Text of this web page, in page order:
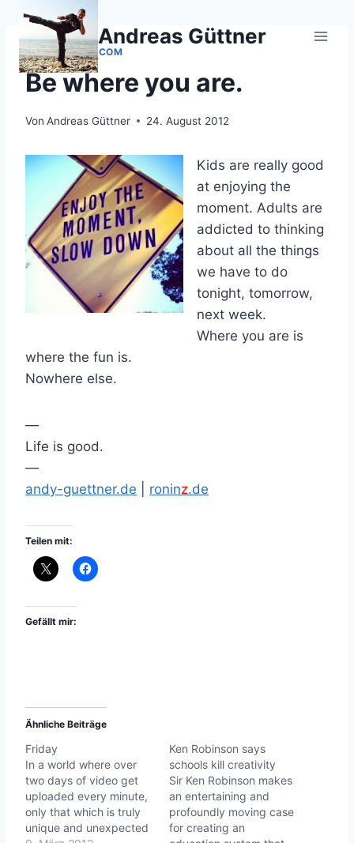
Zum
springen
Andreas Güttner
TINYBUDDHA.COM
Be where you are.
Von Andreas Güttner 24. August 2012
Kids are really good
at enjoying the
moment. Adults are
addicted to thinking
about all the things
we have to do
tonight, tomorrow,
next week.
Where you are is
where the fun is.
Nowhere else.
—
Life is good.
—
andy-guettner.de
roninz.de
Teilen mit:
Gefällt mir:
Ähnliche Beiträge
Friday
In a world where over
two days of video get
uploaded every minute,
only that which is truly
unique and unexpected
Ken Robinson says
schools kill creativity
Sir Ken Robinson makes
an entertaining and
profoundly moving case
for creating an